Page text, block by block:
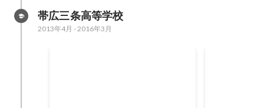
帯広三条高等学校
2013年4月 -2016年3月